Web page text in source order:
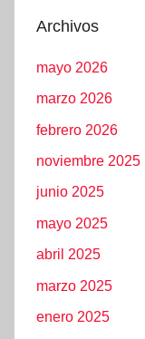
Archivos
mayo 2026
marzo 2026
febrero 2026
noviembre 2025
junio 2025
mayo 2025
abril 2025
marzo 2025
enero 2025